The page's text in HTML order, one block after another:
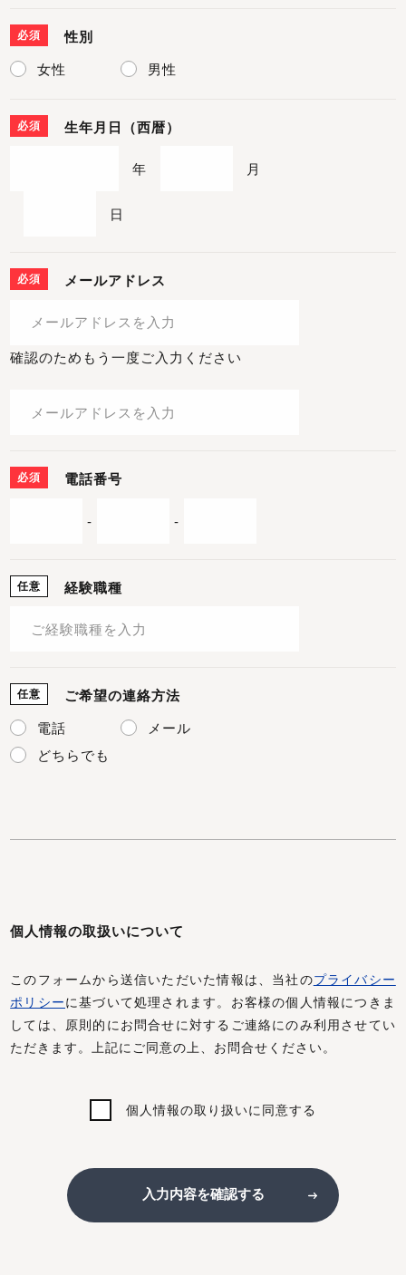
必須 性別
女性 男性
必須 生年月日（西暦）
年 月
日
必須 メールアドレス
確認のためもう一度ご入力ください
必須 電話番号
- -
任意 経験職種
任意 ご希望の連絡方法
電話
メール
どちらでも
個人情報の取扱いについて
このフォームから送信いただいた情報は、当社のプライバシー
ポリシーに基づいて処理されます。お客様の個人情報につきま
しては、原則的にお問合せに対するご連絡にのみ利用させてい
ただきます。上記にご同意の上、お問合せください。
個人情報の取り扱いに同意する
入力内容を確認する